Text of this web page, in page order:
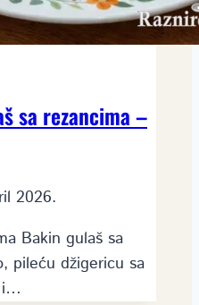
sa rezancima –
2026.
Bakin gulaš sa
pileću džigericu sa
i…